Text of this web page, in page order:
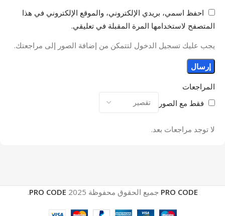
المراجعات
فقط مع الصور
لا توجد مراجعات بعد.
احفظ اسمي، بريدي الإلكتروني، والموقع الإلكتروني في هذا
المتصفح لاستخدامها المرة المقبلة في تعليقي.
يجب عليك تسجيل الدخول لتتمكن من إضافة الصور إلى مراجعتك.
PRO CODE جميع الحقوق محفوظة PRO CODE
.